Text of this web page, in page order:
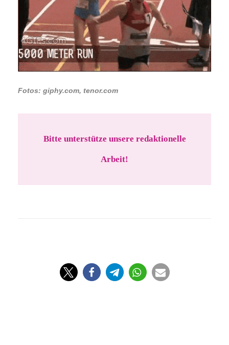
Fotos: giphy.com, tenor.com
Bitte unterstütze unsere redaktionelle
Arbeit!